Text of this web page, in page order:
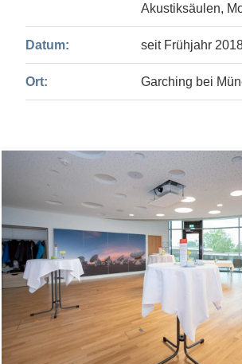
Akustiksäulen,
Datum: seit Frühjahr
Ort: Garching bei